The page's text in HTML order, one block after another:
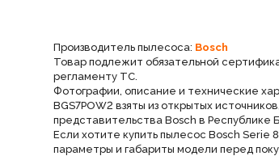
Производитель пылесоса: Bosch
Товар подлежит обязательной
регламенту ТС.
Фотографии, описание и технические
BGS7POW2 взяты из открытых
представительства Bosch в Республике
Если хотите купить пылесос Bosch Serie
параметры и габариты модели перед